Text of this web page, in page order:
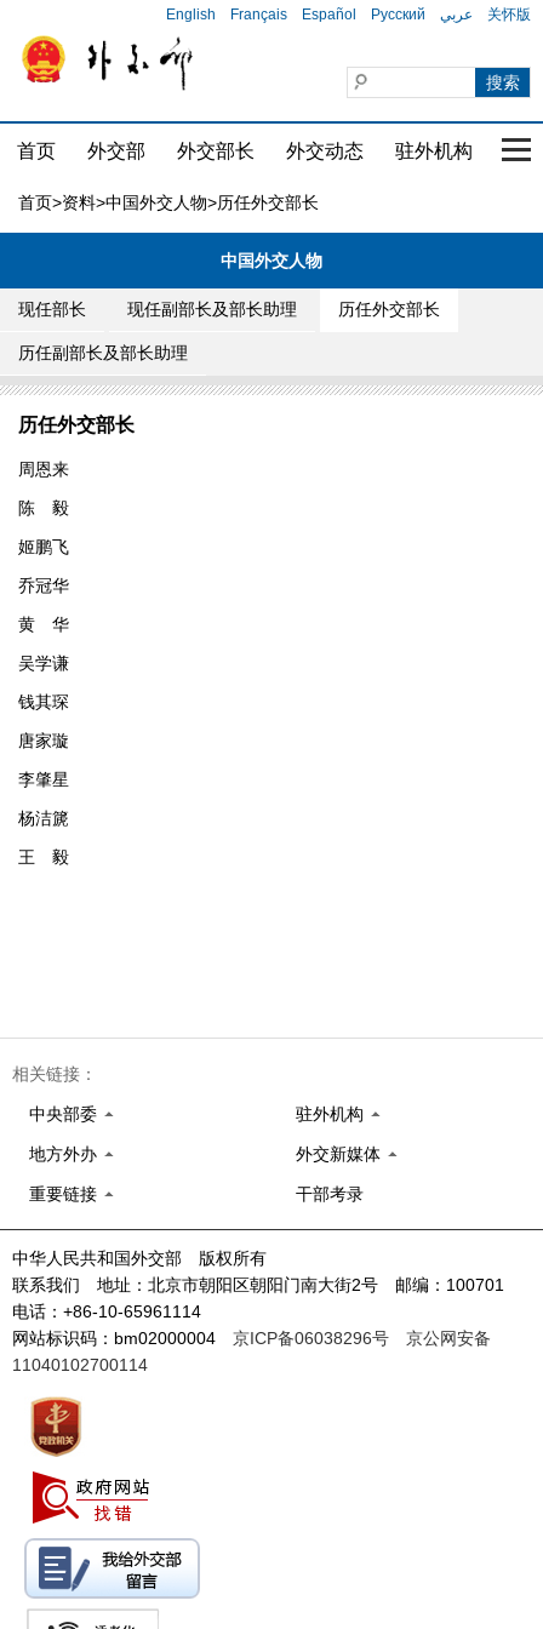
English Français Español Русский عربي 关怀版
首页 外交部 外交部长 外交动态 驻外机构 国
首页>资料>中国外交人物>历任外交部长
中国外交人物
现任部长 现任副部长及部长助理 历任外交部长
历任副部长及部长助理
历任外交部长
周恩来
陈 毅
姬鹏飞
乔冠华
黄 华
吴学谦
钱其琛
唐家璇
李肇星
杨洁篪
王 毅
相关链接：
中央部委 驻外机构
地方外办 外交新媒体
重要链接 干部考录
中华人民共和国外交部 版权所有
联系我们 地址：北京市朝阳区朝阳门南大街2号 邮编：100701
电话：+86-10-65961114
网站标识码：bm02000004 京ICP备06038296号
京公网安备
11040102700114